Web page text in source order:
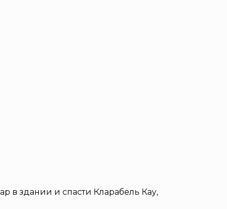
в здании и спасти Кларабель Кау,